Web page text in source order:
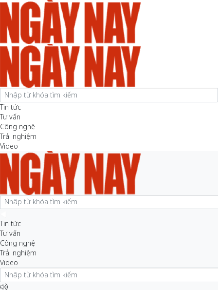
Tin tức
Tư vấn
Công nghệ
Trải nghiệm
Video
Tin tức
Tư vấn
Công nghệ
Trải nghiệm
Video